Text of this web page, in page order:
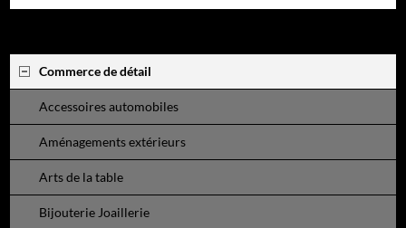
Commerce de détail
Accessoires automobiles
Aménagements extérieurs
Arts de la table
Bijouterie Joaillerie